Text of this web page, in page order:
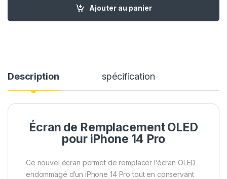
quantité de Ecran OLED Remplacement iPhone 14 Pro avec
Ajouter au panier
Description spécification
Écran de Remplacement OLED
pour iPhone 14 Pro
Ce nouvel écran permet de remplacer l’écran OLED
endommagé d’un iPhone 14 Pro tout en conservant